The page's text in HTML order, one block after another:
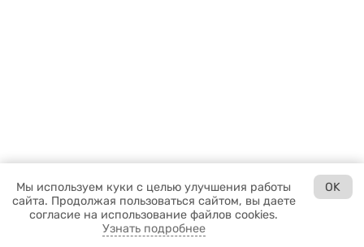
Мы используем куки с целью улучшения работы
сайта. Продолжая пользоваться сайтом, вы даете
согласие на использование файлов cookies.
Узнать подробнее
OK